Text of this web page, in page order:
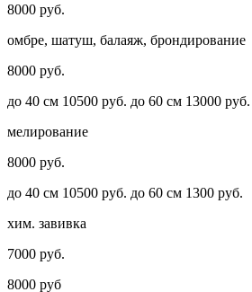
8000 руб.
омбре, шатуш, балаяж, брондирование
8000 руб.
до 40 см 10500 руб. до 60 см 13000 руб.
мелирование
8000 руб.
до 40 см 10500 руб. до 60 см 1300 руб.
хим. завивка
7000 руб.
8000 руб